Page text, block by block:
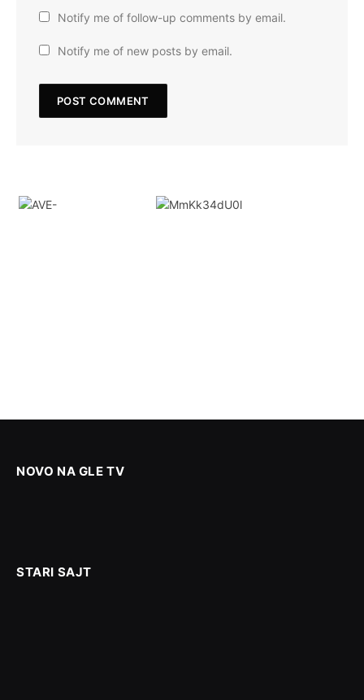
Notify me of follow-up comments by email.
Notify me of new posts by email.
NOVO NA GLE TV
STARI SAJT